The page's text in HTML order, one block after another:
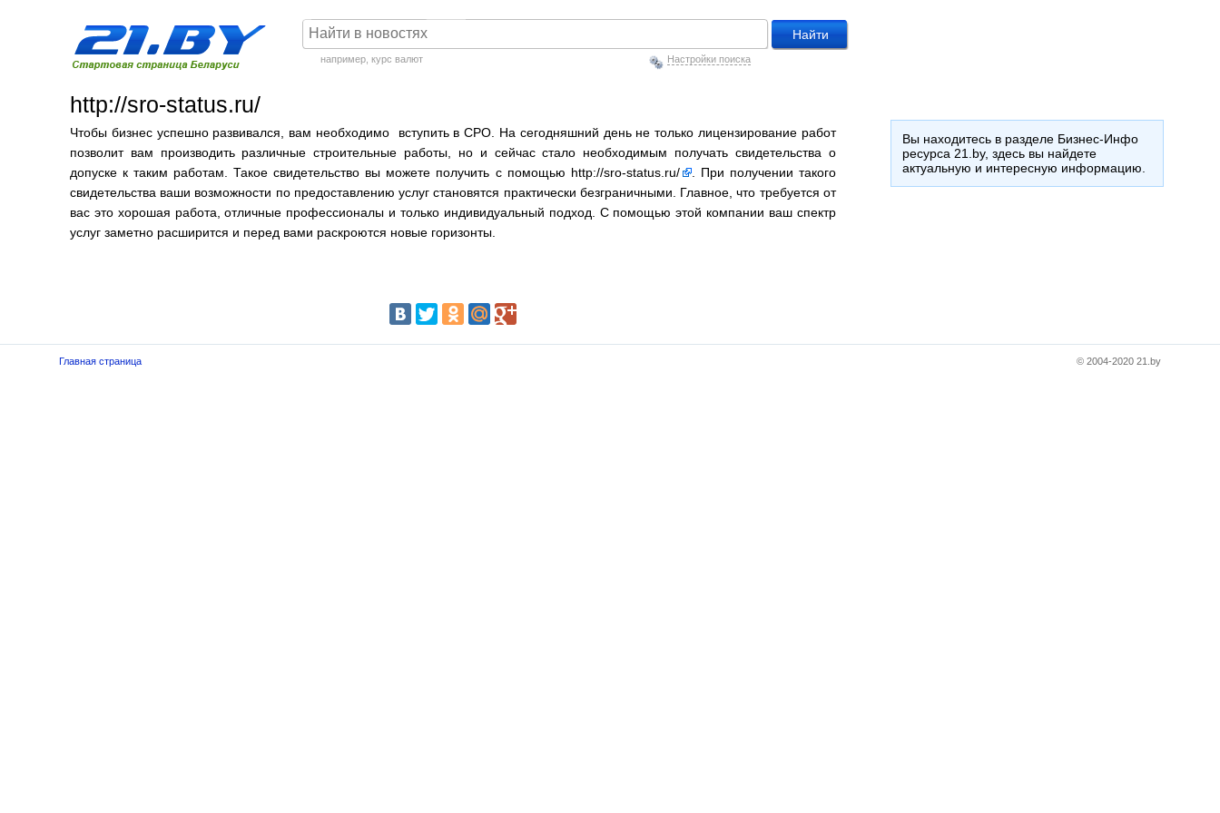
например, курс валют Настройки поиска
http://sro-status.ru/
Чтобы бизнес успешно развивался, вам необходимо вступить в СРО. На сегодняшний день не только лицензирование работ
позволит вам производить различные строительные работы, но и сейчас стало необходимым получать свидетельства о
допуске к таким работам. Такое свидетельство вы можете получить с помощью http://sro-status.ru/
. При получении такого
свидетельства ваши возможности по предоставлению услуг становятся практически безграничными. Главное, что требуется от
вас это хорошая работа, отличные профессионалы и только индивидуальный подход. С помощью этой компании ваш спектр
услуг заметно расширится и перед вами раскроются новые горизонты.
Вы находитесь в разделе Бизнес-Инфо
ресурса 21.by, здесь вы найдете
актуальную и интересную информацию.
Главная страница © 2004-2020 21.by